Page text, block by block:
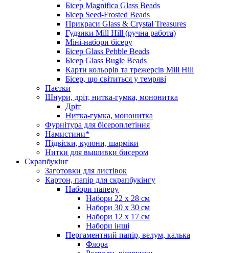
Бісер Magnifica Glass Beads
Бісер Seed-Frosted Beads
Прикраси Glass & Crystal Treasures
Гудзики Mill Hill (ручна работа)
Міні-набори бісеру
Бісер Glass Pebble Beads
Бісер Glass Bugle Beads
Карти кольорів та трежерсів Mill Hill
Бісер, що світиться у темряві
Паєтки
Шнури, дріт, нитка-гумка, мононитка
Дріт
Нитка-гумка, мононитка
Фурнітура для бісероплетіння
Намистини*
Підвіски, кулони, шарміки
Нитки для вышивки бисером
Скрапбукінг
Заготовки для листівок
Картон, папір для скрапбукінгу
Набори паперу
Набори 22 х 28 см
Набори 30 х 30 см
Набори 12 х 17 см
Набори інші
Пергаментний папір, велум, калька
Флора